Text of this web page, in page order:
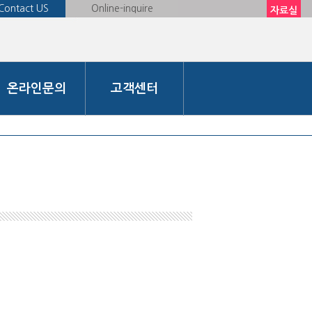
US Online-inquire
온라인문의 고객센터
자료실